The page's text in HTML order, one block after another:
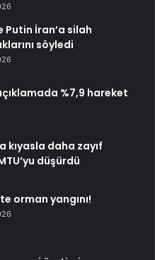
Putin İran’a silah
söyledi
%7,9 hareket
kıyasla daha zayıf
düşürdü
orman yangını!